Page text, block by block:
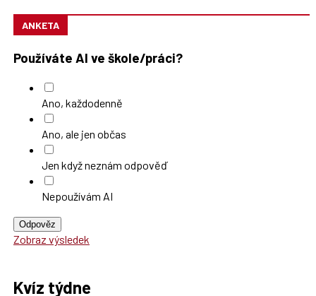
ANKETA
Používáte AI ve škole/práci?
Ano, každodenně
Ano, ale jen občas
Jen když neznám odpověď
Nepoužívám AI
Odpověz
Zobraz výsledek
Kvíz týdne